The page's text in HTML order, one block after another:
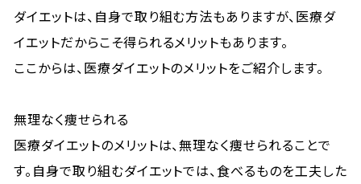
ダイエットは、自身で取り組む方法もありますが、医療ダ
イエットだからこそ得られるメリットもあります。
ここからは、医療ダイエットのメリットをご紹介します。
無理なく痩せられる
医療ダイエットのメリットは、無理なく痩せられることで
す。自身で取り組むダイエットでは、食べるものを工夫した